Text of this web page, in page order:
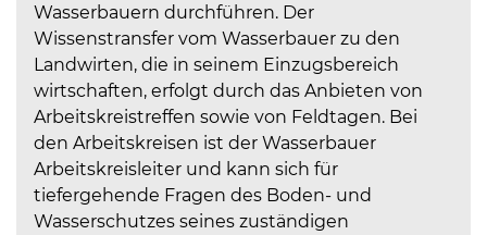
Skip to main content
Wasserbauern durchführen. Der
Wissenstransfer vom Wasserbauer zu den
Landwirten, die in seinem Einzugsbereich
wirtschaften, erfolgt durch das Anbieten von
Arbeitskreistreffen sowie von Feldtagen. Bei
den Arbeitskreisen ist der Wasserbauer
Arbeitskreisleiter und kann sich für
tiefergehende Fragen des Boden- und
Wasserschutzes seines zuständigen